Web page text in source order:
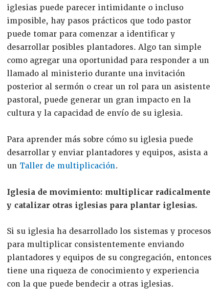
iglesias puede parecer intimidante o incluso
imposible, hay pasos prácticos que todo pastor
puede tomar para comenzar a identificar y
desarrollar posibles plantadores. Algo tan simple
como agregar una oportunidad para responder a un
llamado al ministerio durante una invitación
posterior al sermón o crear un rol para un asistente
pastoral, puede generar un gran impacto en la
cultura y la capacidad de envío de su iglesia.
Para aprender más sobre cómo su iglesia puede
desarrollar y enviar plantadores y equipos, asista a
un Taller de multiplicación.
Iglesia de movimiento: multiplicar radicalmente
y catalizar otras iglesias para plantar iglesias.
Si su iglesia ha desarrollado los sistemas y procesos
para multiplicar consistentemente enviando
plantadores y equipos de su congregación, entonces
tiene una riqueza de conocimiento y experiencia
con la que puede bendecir a otras iglesias.